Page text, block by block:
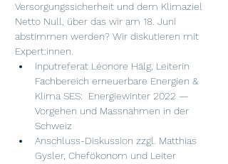
Versorgungssicherheit und dem Klimaziel
Netto Null, über das wir am 18. Juni
abstimmen werden? Wir diskutieren mit
Expert:innen.
Inputreferat Léonore Hälg , Leiterin
Fachbereich erneuerbare Energien &
Klima SES:  Energiewinter 2022 —
Vorgehen und Massnahmen in der
Schweiz
Anschluss-Diskussion zzgl. Matthias
Gysler, Chefökonom und Leiter